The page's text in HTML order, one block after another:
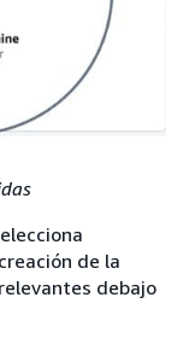
de la
debajo